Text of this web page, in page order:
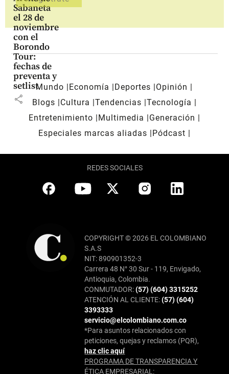
Sabaneta
el 28 de
noviembre
con el
Borondo
Tour:
fechas de
preventa y
setlist
share
Mundo Economía Deportes
Opinión
Blogs
Cultura Tendencias Tecnología
Entretenimiento
Multimedia
Generación
Especiales marcas aliadas
Pódcast
REDES SOCIALES
COPYRIGHT © 2026 EL COLOMBIANO
S.A.S
NIT: 890901352-3
Carrera 48 N° 30 Sur - 119, Envigado,
Antioquia, Colombia.
CONMUTADOR:(57) (604) 3315252
ATENCIÓN AL CLIENTE:(57) (604)
3393333
servicio@elcolombiano.com.co
*Para asuntos relacionados con
peticiones, quejas y reclamos (PQR),
haz clic aquí
PROGRAMA DE TRANSPARENCIA Y
ÉTICA EMPRESARIAL: